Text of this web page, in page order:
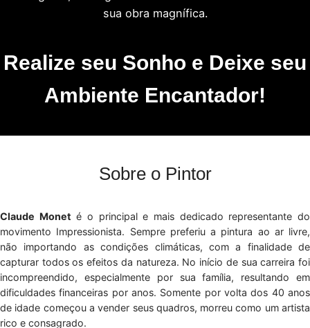
sua obra magnífica.
Realize seu Sonho e Deixe seu
Ambiente Encantador!
Sobre o Pintor
Claude Monet é o principal e mais dedicado representante do
movimento Impressionista. Sempre preferiu a pintura ao ar livre,
não importando as condições climáticas, com a finalidade de
capturar todos os efeitos da natureza. No início de sua carreira foi
incompreendido, especialmente por sua família, resultando em
dificuldades financeiras por anos. Somente por volta dos 40 anos
de idade começou a vender seus quadros, morreu como um artista
rico e consagrado.